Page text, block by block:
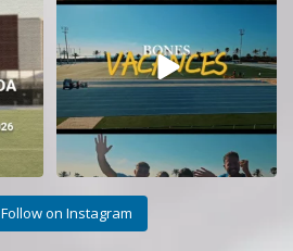
Follow on Instagram